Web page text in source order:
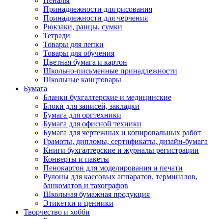
Принадлежности для рисования
Принадлежности для черчения
Рюкзаки, ранцы, сумки
Тетради
Товары для лепки
Товары для обучения
Цветная бумага и картон
Школьно-письменные принадлежности
Школьные канцтовары
Бумага
Бланки бухгалтерские и медицинские
Блоки для записей, закладки
Бумага для оргтехники
Бумага для офисной техники
Бумага для чертежных и копировальных работ
Грамоты, дипломы, сертификаты, дизайн-бумага
Книги бухгалтерские и журналы регистрации
Конверты и пакеты
Пенокартон для моделирования и печати
Рулоны для кассовых аппаратов, терминалов,
банкоматов и тахографов
Школьная бумажная продукция
Этикетки и ценники
Творчество и хобби